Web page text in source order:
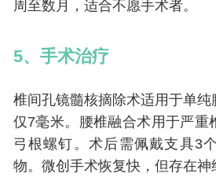
周至数月，适合不愿手术者。
5、手术治疗
椎间孔镜髓核摘除术适用于单纯
仅7毫米。腰椎融合术用于严重
弓根螺钉。术后需佩戴支具3
物。微创手术恢复快，但存在神